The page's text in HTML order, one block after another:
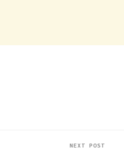
NEXT POST